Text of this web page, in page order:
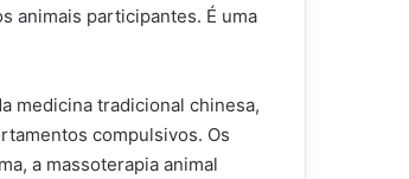
animais participantes. É uma
medicina tradicional chinesa,
compulsivos. Os
a massoterapia animal